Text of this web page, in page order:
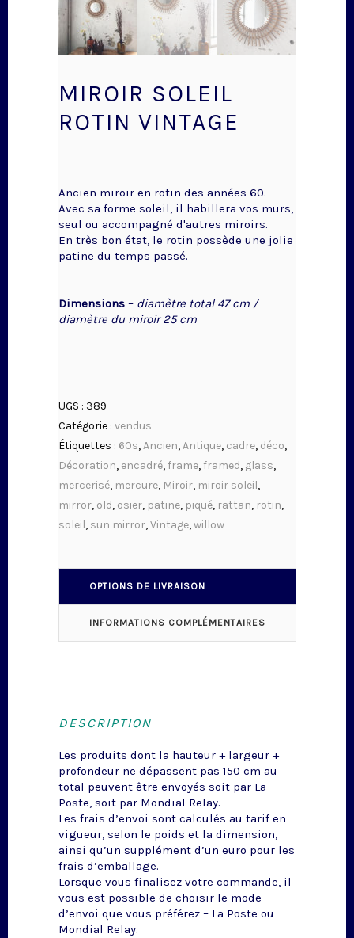
MIROIR SOLEIL
ROTIN VINTAGE
Ancien miroir en rotin des années 60.
Avec sa forme soleil, il habillera vos murs,
seul ou accompagné d'autres miroirs.
En très bon état, le rotin possède une jolie
patine du temps passé.
–
Dimensions – diamètre total 47 cm /
diamètre du miroir 25 cm
UGS : 389
Catégorie : vendus
Étiquettes : 60s,Ancien,Antique, cadre, déco,
Décoration, encadré,frame,framed, glass,
mercerisé, mercure, Miroir, miroir soleil,
mirror, old, osier, patine, piqué, rattan, rotin,
soleil, sun mirror,Vintage,willow
OPTIONS DE LIVRAISON
INFORMATIONS COMPLÉMENTAIRES
DESCRIPTION
Les produits dont la hauteur + largeur +
profondeur ne dépassent pas 150 cm au
total peuvent être envoyés soit par La
Poste, soit par Mondial Relay.
Les frais d’envoi sont calculés au tarif en
vigueur, selon le poids et la dimension,
ainsi qu’un supplément d’un euro pour les
frais d’emballage.
Lorsque vous finalisez votre commande, il
vous est possible de choisir le mode
d’envoi que vous préférez – La Poste ou
Mondial Relay.